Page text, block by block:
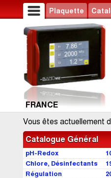
Plaquette
FRANCE
Vous êtes actuellement
Catalogue Général
pH-Redox
Chlore, Désinfectants
Régulation